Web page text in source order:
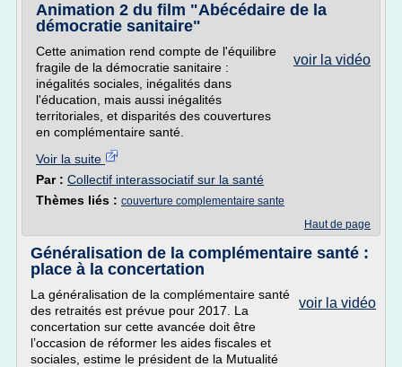
Animation 2 du film "Abécédaire de la
démocratie sanitaire"
voir la vidéo
Cette animation rend compte de l'équilibre
fragile de la démocratie sanitaire :
inégalités sociales, inégalités dans
l'éducation, mais aussi inégalités
territoriales, et disparités des couvertures
en complémentaire santé.
Voir la suite
Par : Collectif interassociatif sur la santé
Thèmes liés : couverture complementaire sante
Haut de page
Généralisation de la complémentaire santé :
place à la concertation
voir la vidéo
La généralisation de la complémentaire santé
des retraités est prévue pour 2017. La
concertation sur cette avancée doit être
l’occasion de réformer les aides fiscales et
sociales, estime le président de la Mutualité